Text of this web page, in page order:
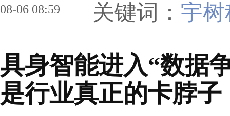
08-06 08:59 关键词： 宇
具身智能进入“数据
是行业真正的卡脖子